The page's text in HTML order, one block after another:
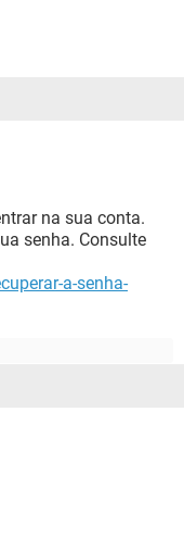
na sua conta.
senha. Consulte
a-senha-